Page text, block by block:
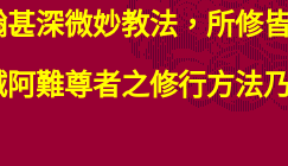
深微妙教法，所修
難尊者之修行方法